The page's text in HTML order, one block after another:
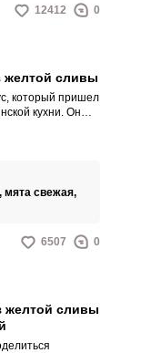
12412 0
желтой сливы
который пришел
кухни. Он
мята свежая,
6507 0
желтой сливы